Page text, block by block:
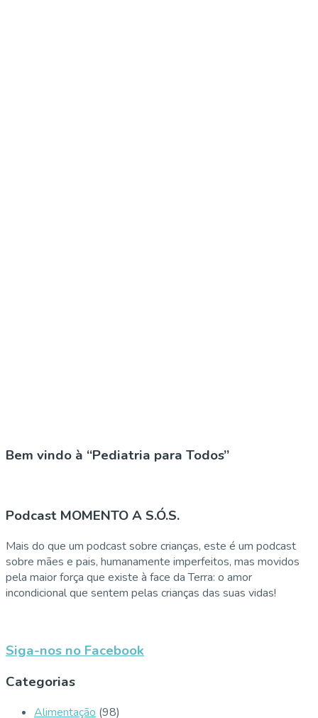
Bem vindo à “Pediatria para Todos”
Podcast MOMENTO A S.Ó.S.
Mais do que um podcast sobre crianças, este é um podcast
sobre mães e pais, humanamente imperfeitos, mas movidos
pela maior força que existe à face da Terra: o amor
incondicional que sentem pelas crianças das suas vidas!
Siga-nos no Facebook
Categorias
Alimentação (98)